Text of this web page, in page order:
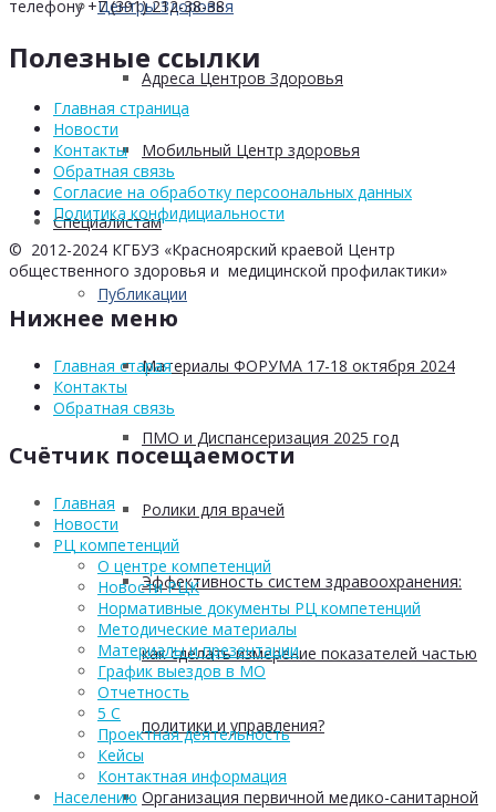
Центры Здоровья
Адреса Центров Здоровья
Мобильный Центр здоровья
Cпециалистам
Публикации
Материалы ФОРУМА 17-18 октября 2024
ПМО и Диспансеризация 2025 год
Ролики для врачей
Эффективность систем здравоохранения:
как сделать измерение показателей частью
политики и управления?
Организация первичной медико-санитарной
телефону +7 (391) 212-38-38
Полезные ссылки
Главная страница
Новости
Контакты
Обратная связь
Согласие на обработку персоональных данных
Политика конфидициальности
© 2012-2024 КГБУЗ «Красноярский краевой Центр
общественного здоровья и медицинской профилактики»
Нижнее меню
Главная старая
Контакты
Обратная связь
Счётчик посещаемости
Главная
Новости
РЦ компетенций
О центре компетенций
Новости РЦК
Нормативные документы РЦ компетенций
Методические материалы
Материалы и презентации
График выездов в МО
Отчетность
5 С
Проектная деятельность
Кейсы
Контактная информация
Населению